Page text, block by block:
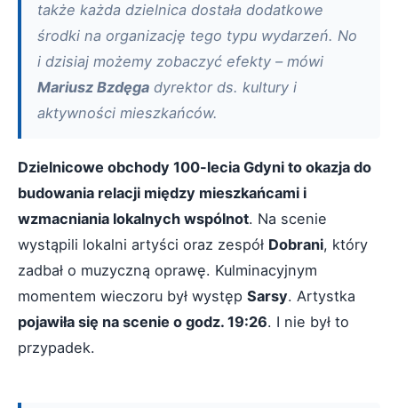
także każda dzielnica dostała dodatkowe
środki na organizację tego typu wydarzeń. No
i dzisiaj możemy zobaczyć efekty – mówi
Mariusz Bzdęga dyrektor ds. kultury i
aktywności mieszkańców.
Dzielnicowe obchody 100-lecia Gdyni to okazja do
budowania relacji między mieszkańcami i
wzmacniania lokalnych wspólnot. Na scenie
wystąpili lokalni artyści oraz zespół Dobrani, który
zadbał o muzyczną oprawę. Kulminacyjnym
momentem wieczoru był występ Sarsy. Artystka
pojawiła się na scenie o godz. 19:26. I nie był to
przypadek.